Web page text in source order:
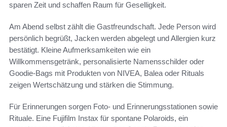
sparen Zeit und schaffen Raum für Geselligkeit.
Am Abend selbst zählt die Gastfreundschaft. Jede Person wird
persönlich begrüßt, Jacken werden abgelegt und Allergien kurz
bestätigt. Kleine Aufmerksamkeiten wie ein
Willkommensgetränk, personalisierte Namensschilder oder
Goodie-Bags mit Produkten von NIVEA, Balea oder Rituals
zeigen Wertschätzung und stärken die Stimmung.
Für Erinnerungen sorgen Foto- und Erinnerungsstationen sowie
Rituale. Eine Fujifilm Instax für spontane Polaroids, ein